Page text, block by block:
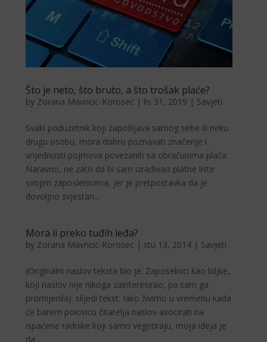
Što je neto, što bruto, a što trošak plaće?
by Zorana Mavricic-Korosec | lis 31, 2019 | Savjeti
Svaki poduzetnik koji zapošljava samog sebe ili neku
drugu osobu, mora dobro poznavati značenje i
vrijednosti pojmova povezanih sa obračunima plaća.
Naravno, ne zato da bi sam izrađivao platne liste
svojim zaposlenicima, jer je pretpostavka da je
dovoljno svjestan...
Mora li preko tuđih leđa?
by Zorana Mavricic-Korosec | stu 13, 2014 | Savjeti
(Originalni naslov teksta bio je: Zaposelnici kao biljke,
koji naslov nije nikoga zainteresirao, pa sam ga
promijenila). slijedi tekst: Iako živimo u vremenu kada
će barem polovicu či­tatelja naslov asocirati na
ispaćene radnike koji samo vegetiraju, moja ideja je
da...